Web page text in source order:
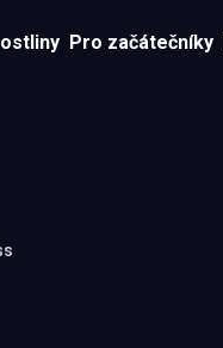
Pro začátečníky